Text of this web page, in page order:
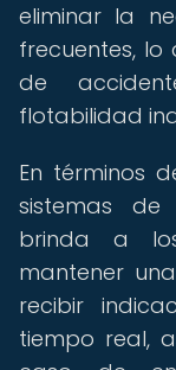
eliminar la
frecuentes, lo
de
flotabilidad
En términos
sistemas de
brinda a
mantener
recibir
tiempo real,